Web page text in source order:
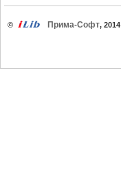
© Прима-Софт, 2014